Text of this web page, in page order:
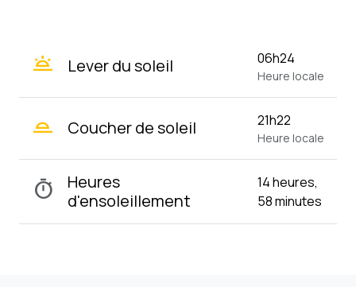
wb_twilight Lever du soleil 06h24
Heure locale
wb_twilight_2 Coucher de soleil 21h22
Heure locale
timer
Heures
d'ensoleillement
14 heures,
58 minutes